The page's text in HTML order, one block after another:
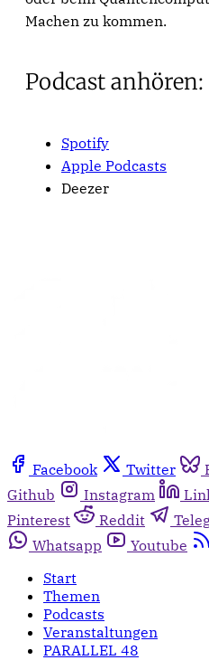
Machen zu kommen.
Podcast anhören:
Spotify
Apple Podcasts
Deezer
Facebook Twitter
Github
Instagram
Pinterest
Reddit
Whatsapp
Youtube
Start
Themen
Podcasts
Veranstaltungen
PARALLEL 48